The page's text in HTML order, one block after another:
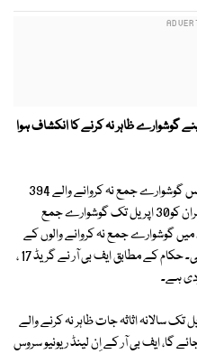
گوشوارے ظاہر نہ کرنے کا انکشاف ہوا
فیڈرل بورڈ آف ریونیو (ایف بی آر) نے انکم ٹیکس گوشوارے جمع نہ کروانے والے 394
افسران کی فہرست جاری کردی ہے اور ان افسران کو30 اپریل تک گوشوارے جمع
گوشوارے جمع نہ کروانے والوں کے
خلاف تادیبی کارروائی عمل میں لائی جائے گی۔ حکام کے مطابق ایف بی آر نے گریڈ 17 ،
آف ریونیو حکام کے مطابق 30 اپریل تک سالانہ اثاثہ جات ظاہر نہ کرنے والے
گا، ایف بی آر کے اِن لینڈ ریونیو سروس